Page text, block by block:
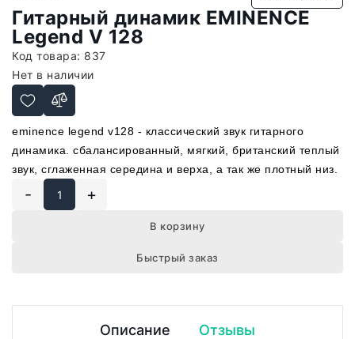
Гитарный динамик EMINENCE
Legend V 128
Код товара: 837
Нет в наличии
eminence legend v128 - классический звук гитарного
динамика. сбалансированный, мягкий, британский теплый
звук, сглаженная середина и верха, а так же плотный низ.
- +
В корзину
Быстрый заказ
Описание Отзывы